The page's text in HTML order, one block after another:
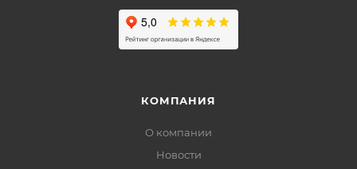
КОМПАНИЯ
О компании
Новости